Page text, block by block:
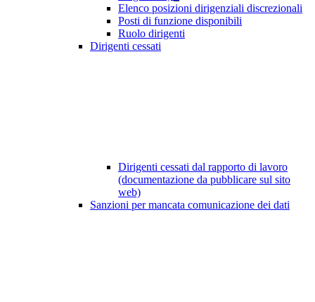
Elenco posizioni dirigenziali discrezionali
Posti di funzione disponibili
Ruolo dirigenti
Dirigenti cessati
Dirigenti cessati dal rapporto di lavoro
(documentazione da pubblicare sul sito
web)
Sanzioni per mancata comunicazione dei dati